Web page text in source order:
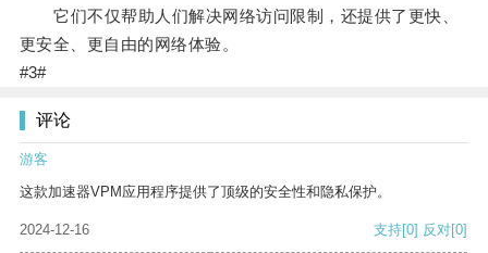
它们不仅帮助人们解决网络访问限制，还提供了更快、
更安全、更自由的网络体验。
#3#
评论
游客
这款加速器VPM应用程序提供了顶级的安全性和隐私保护。
2024-12-16 支持[0] 反对[0]